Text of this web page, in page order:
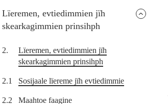
Lïeremen, evtiedimmien jïh
skearkagimmien prinsihph
2.
Lïeremen, evtiedimmien jïh
skearkagimmien prinsihph
2.1 Sosijaale lïereme jïh evtiedimmie
2.2 Maahtoe faagine